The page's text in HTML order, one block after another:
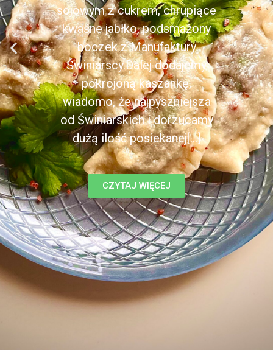
sojowym z cukrem, chrupiące
kwaśne jabłko, podsmażony
boczek z Manufaktury
Świniarscy.Dalej dodajemy
pokrojoną kaszankę,
wiadomo, że najpyszniejsza
od Świniarskich i dorzucamy
dużą ilość posiekanej[...]
CZYTAJ WIĘCEJ